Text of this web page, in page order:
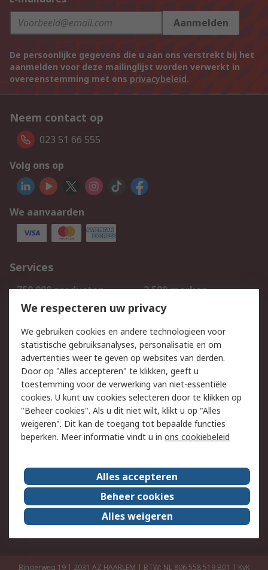
Aanmelden
De persoonlijke gegevens die u aan ons verstrekt bij het
aanmelden voor deze mailinglijst worden verwerkt in
overeenstemming met ons privacybeleid.
Neem contact op
023 51 66 555
Volg ons op
We aanvaarden
Services
750.000 producten
2.500 merken
Bestellen
Inkoopoplossingen
Track & Trace
Wettelijk
Cookiebeleid
Email veiligheid
Privacybeleid
Websitevoorwaarden
Algemene
verkoopvoorwaarden
Over RS
RS Group
Over ons
RS wereldwijd
Werken bij RS
ESG
Bingerweg 19 | 2031 AZ HAARLEM | BTW: NL 806 558 519.B01 | KvK
We respecteren uw privacy
We gebruiken cookies en andere technologieën voor
statistische gebruiksanalyses, personalisatie en om
advertenties weer te geven op websites van derden.
Door op "Alles accepteren" te klikken, geeft u
toestemming voor de verwerking van niet-essentiële
cookies. U kunt uw cookies selecteren door te klikken op
"Beheer cookies". Als u dit niet wilt, klikt u op "Alles
weigeren". Dit kan de toegang tot bepaalde functies
beperken. Meer informatie vindt u in ons cookiebeleid
Alles accepteren
Beheer cookies
Alles weigeren